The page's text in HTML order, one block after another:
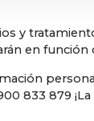
y
en función
833 879